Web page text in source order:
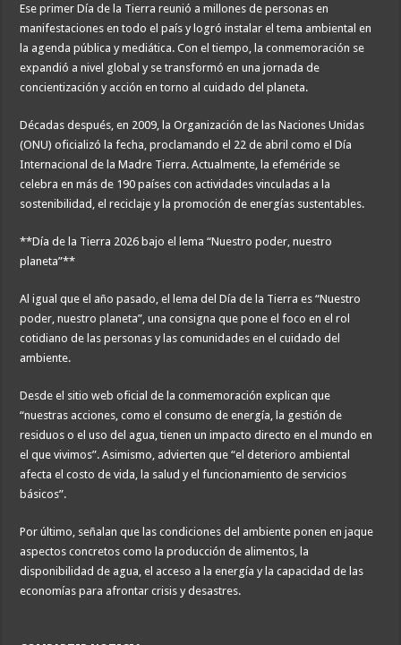
Ese primer Día de la Tierra reunió a millones de personas en
manifestaciones en todo el país y logró instalar el tema ambiental en
la agenda pública y mediática. Con el tiempo, la conmemoración se
expandió a nivel global y se transformó en una jornada de
concientización y acción en torno al cuidado del planeta.
Décadas después, en 2009, la Organización de las Naciones Unidas
(ONU) oficializó la fecha, proclamando el 22 de abril como el Día
Internacional de la Madre Tierra. Actualmente, la efeméride se
celebra en más de 190 países con actividades vinculadas a la
sostenibilidad, el reciclaje y la promoción de energías sustentables.
**Día de la Tierra 2026 bajo el lema “Nuestro poder, nuestro
planeta”**
Al igual que el año pasado, el lema del Día de la Tierra es “Nuestro
poder, nuestro planeta”, una consigna que pone el foco en el rol
cotidiano de las personas y las comunidades en el cuidado del
ambiente.
Desde el sitio web oficial de la conmemoración explican que
“nuestras acciones, como el consumo de energía, la gestión de
residuos o el uso del agua, tienen un impacto directo en el mundo en
el que vivimos”. Asimismo, advierten que “el deterioro ambiental
afecta el costo de vida, la salud y el funcionamiento de servicios
básicos”.
Por último, señalan que las condiciones del ambiente ponen en jaque
aspectos concretos como la producción de alimentos, la
disponibilidad de agua, el acceso a la energía y la capacidad de las
economías para afrontar crisis y desastres.